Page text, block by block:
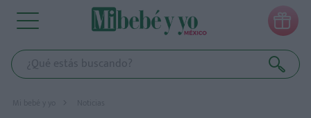

Mi bebé y yo Noticias